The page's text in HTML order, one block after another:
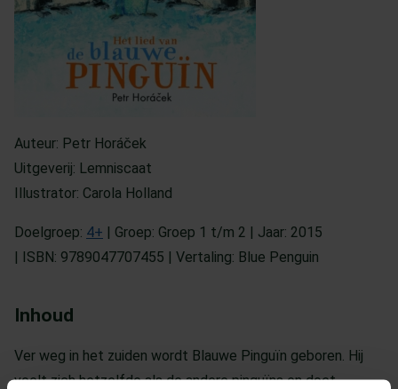
Auteur: Petr Horáček
Uitgeverij: Lemniscaat
Illustrator: Carola Holland
Doelgroep: 4+ | Groep: Groep 1 t/m 2 | Jaar: 2015
| ISBN: 9789047707455 | Vertaling: Blue Penguin
Inhoud
Ver weg in het zuiden wordt Blauwe Pinguïn geboren. Hij
voelt zich hetzelfde als de andere pinguïns en doet